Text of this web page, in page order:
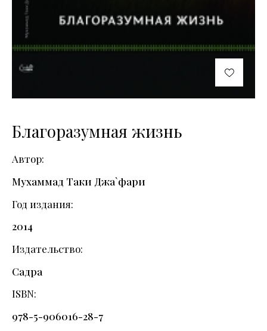
Благоразумная жизнь
Автор
Мухаммад Таки Джа`фари
Год издания
2014
Издательство
Садра
ISBN
978-5-906016-28-7